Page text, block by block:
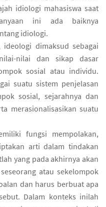
idiologi mahasiswa saat
ini ada baiknya
idiologi.
ideologi dimaksud sebagai
nilai dan sikap dasar
sosial atau individu.
suatu sistem penjelasan
sosial, sejarahnya dan
merasionalisasikan suatu
fungsi mempolakan,
arti dalam tindakan
yang pada akhirnya akan
atau sekelompok
dan harus berbuat apa
Dalam konteks inilah